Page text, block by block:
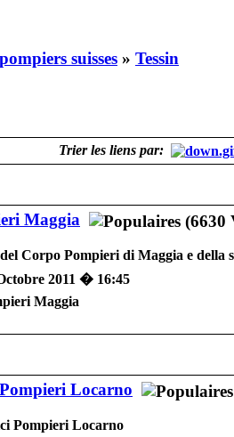
suisses » Tessin
Trier les liens par:
Maggia
Corpo Pompieri di Maggia e della
2011 � 16:45
Maggia
Locarno
Pompieri Locarno